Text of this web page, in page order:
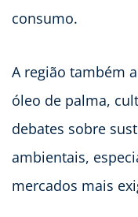
consumo.
A região também
óleo de palma,
debates sobre
ambientais,
mercados mais